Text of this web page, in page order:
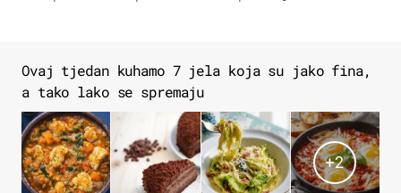
Ovaj tjedan kuhamo 7 jela koja su jako fina,
a tako lako se spremaju
+2